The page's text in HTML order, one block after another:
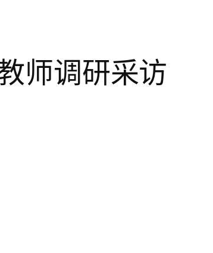
师调研采访